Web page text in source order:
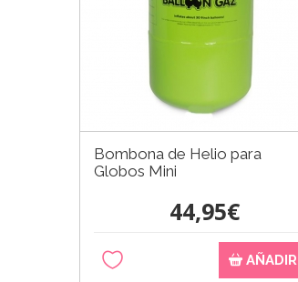
Bombona de Helio para
Globos Mini
44,95€
AÑADIR